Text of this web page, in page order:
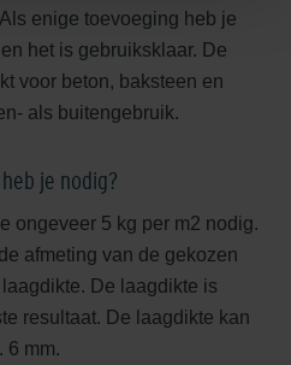
enige toevoeging heb je
het is gebruiksklaar. De
voor beton, baksteen en
als buitengebruik.
je nodig?
ongeveer 5 kg per m2 nodig.
afmeting van de gekozen
De laagdikte is
resultaat. De laagdikte kan
6 mm.